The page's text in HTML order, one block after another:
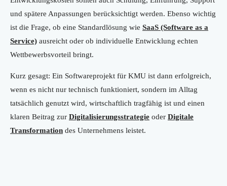
und spätere Anpassungen berücksichtigt werden. Ebenso wichtig
ist die Frage, ob eine Standardlösung wie SaaS (Software as a
Service) ausreicht oder ob individuelle Entwicklung echten
Wettbewerbsvorteil bringt.
Kurz gesagt: Ein Softwareprojekt für KMU ist dann erfolgreich,
wenn es nicht nur technisch funktioniert, sondern im Alltag
tatsächlich genutzt wird, wirtschaftlich tragfähig ist und einen
klaren Beitrag zur Digitalisierungsstrategie oder Digitale
Transformation des Unternehmens leistet.